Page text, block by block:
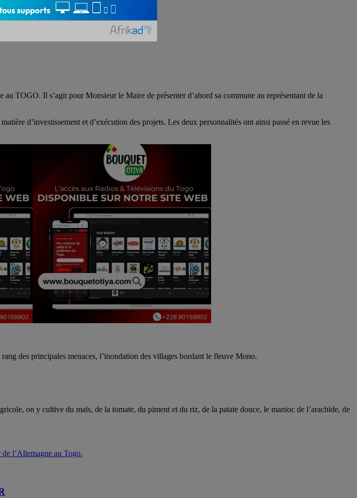
TOGO. Il s’agit pour Monsieur le Maire de présenter d’abord sa commune au représentant de la
d’investissement et d’exécution des projets. Les deux personnalités ont ainsi passé en revue les
des principales menaces, l’inondation des villages bordant le fleuve Mono.
on y cultive du maïs, de la tomate, du piment et du riz, de la patate douce, le manioc de l’arachide, de
l’Allemagne au Togo.